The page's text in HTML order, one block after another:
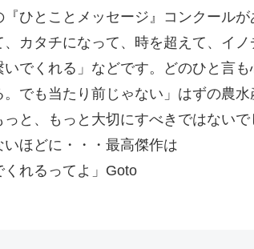
ひとことメッセージ』コンクールが
カタチになって、時を超えて、イノ
でくれる」などです。どのひと言も
でも当たり前じゃない」はずの農水
と、もっと大切にすべきではないで
ほどに・・・最高傑作は
くれるってよ」Goto